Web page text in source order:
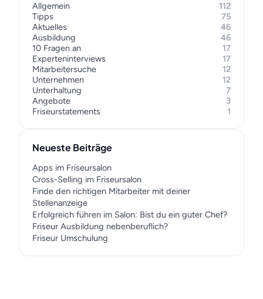
Allgemein
112
Tipps
75
Aktuelles
46
Ausbildung
46
10 Fragen an
17
Experteninterviews
17
Mitarbeitersuche
12
Unternehmen
12
Unterhaltung
7
Angebote
3
Friseurstatements
1
Neueste Beiträge
Apps im Friseursalon
Cross-Selling im Friseursalon
Finde den richtigen Mitarbeiter mit deiner
Stellenanzeige
Erfolgreich führen im Salon: Bist du ein guter Chef?
Friseur Ausbildung nebenberuflich?
Friseur Umschulung